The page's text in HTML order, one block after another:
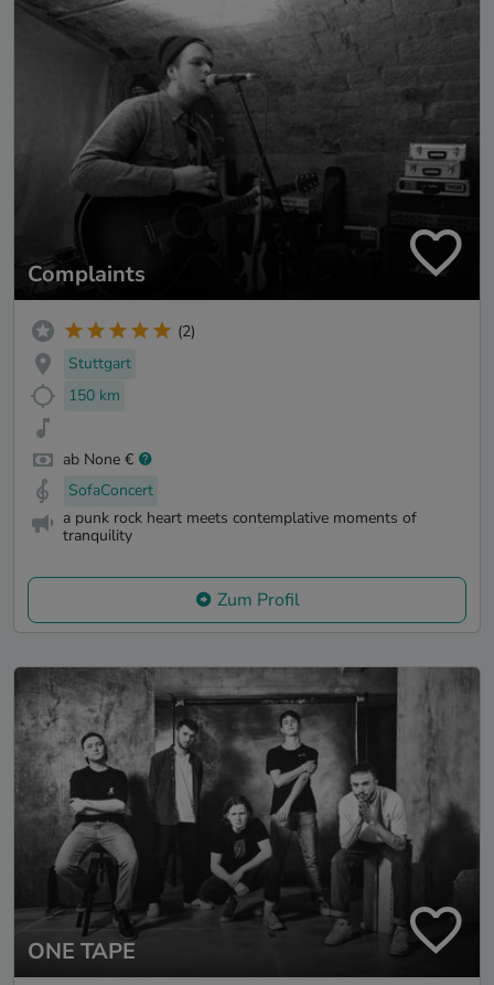
Complaints
(2)
Stuttgart
150 km
ab None €
SofaConcert
a punk rock heart meets contemplative moments of
tranquility
Zum Profil
ONE TAPE